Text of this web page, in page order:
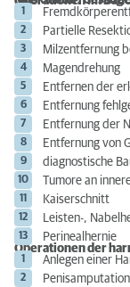
Partielle
Milzentfernung
Magendrehung
Entfernen der
Entfernung
Entfernung der
Entfernung von
diagnostische
Tumore an
Kaiserschnitt
Leisten-,
Perinealhernie
Operationen der
Anlegen einer